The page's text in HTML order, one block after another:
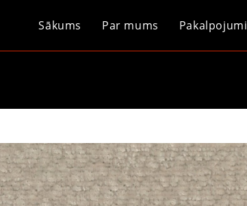
Sākums Par mums Pakalpojumi